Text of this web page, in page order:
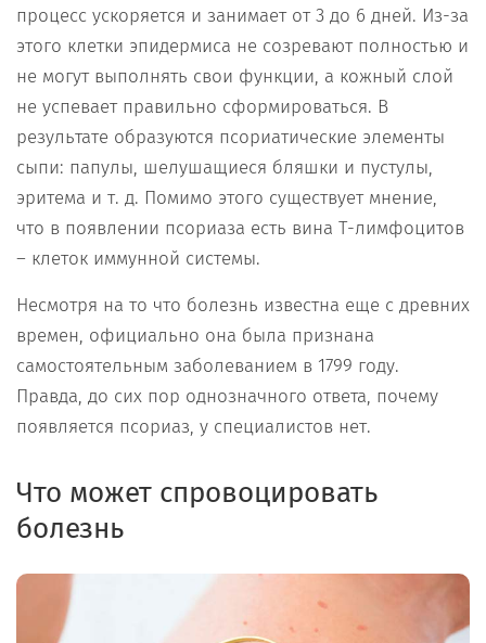
процесс ускоряется и занимает от 3 до 6 дней. Из-за
этого клетки эпидермиса не созревают полностью и
не могут выполнять свои функции, а кожный слой
не успевает правильно сформироваться. В
результате образуются псориатические элементы
сыпи: папулы, шелушащиеся бляшки и пустулы,
эритема и т. д. Помимо этого существует мнение,
что в появлении псориаза есть вина Т-лимфоцитов
– клеток иммунной системы.
Несмотря на то что болезнь известна еще с древних
времен, официально она была признана
самостоятельным заболеванием в 1799 году.
Правда, до сих пор однозначного ответа, почему
появляется псориаз, у специалистов нет.
Что может спровоцировать
болезнь